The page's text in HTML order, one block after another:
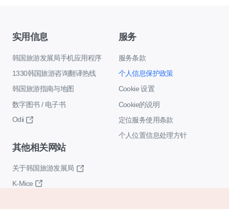
实用信息
韩国旅游发展局手机应用程序
1330韩国旅游咨询翻译热线
韩国旅游指南与地图
数字图书 / 电子书
Odii
服务
服务条款
个人信息保护政策
Cookie 设置
Cookie的说明
定位服务使用条款
个人位置信息处理方针
其他相关网站
关于韩国旅游发展局
K-Mice